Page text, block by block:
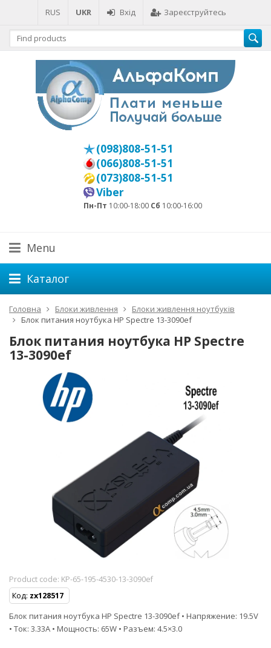
RUS UKR Вхід Зареєструйтесь
(098)808-51-51
(066)808-51-51
(073)808-51-51
Viber
Пн-Пт 10:00-18:00 Сб 10:00-16:00
Menu
Каталог
Головна Блоки живлення
Блоки живлення ноутбуків
Блок питания ноутбука HP Spectre 13-3090ef
Блок питания ноутбука HP Spectre
13-3090ef
Product code: KP-65-195-4530-13-3090ef
Код: zx128517
Блок питания ноутбука HP Spectre 13-3090ef • Напряжение: 19.5V
• Ток: 3.33A • Мощность: 65W • Разъем: 4.5×3.0